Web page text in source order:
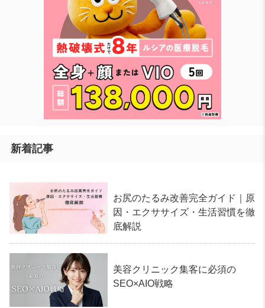
新着記事
お尻のたるみ改善完全ガイド｜原
因・エクササイズ・生活習慣を徹
底解説
美容クリニック集客に必須の
SEO×AIO戦略